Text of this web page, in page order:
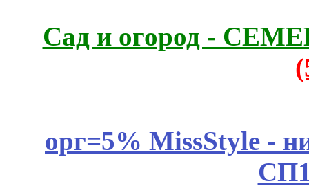
Сад и огород -
орг=5% MissStyle -